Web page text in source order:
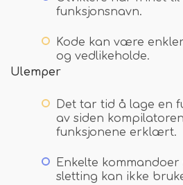
funksjonsnavn.
Kode kan være
og vedlikeholde.
Ulemper
Det tar tid å lage en
av siden
funksjonene erklært.
Enkelte
sletting kan ikke